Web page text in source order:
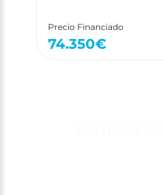
Precio Financiado
74.350€